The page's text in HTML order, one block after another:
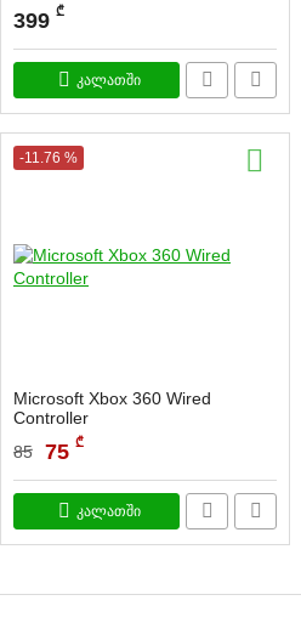
399 ₾
კალათში
-11.76 %
Microsoft Xbox 360 Wired
Controller
85
75 ₾
კალათში